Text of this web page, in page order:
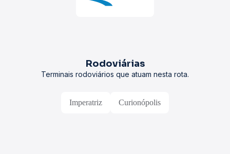
Rodoviárias
Terminais rodoviários que atuam nesta rota.
Imperatriz Curionópolis